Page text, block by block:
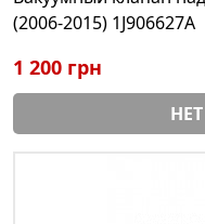
(2006-2015) 1J906627A
1 200 грн